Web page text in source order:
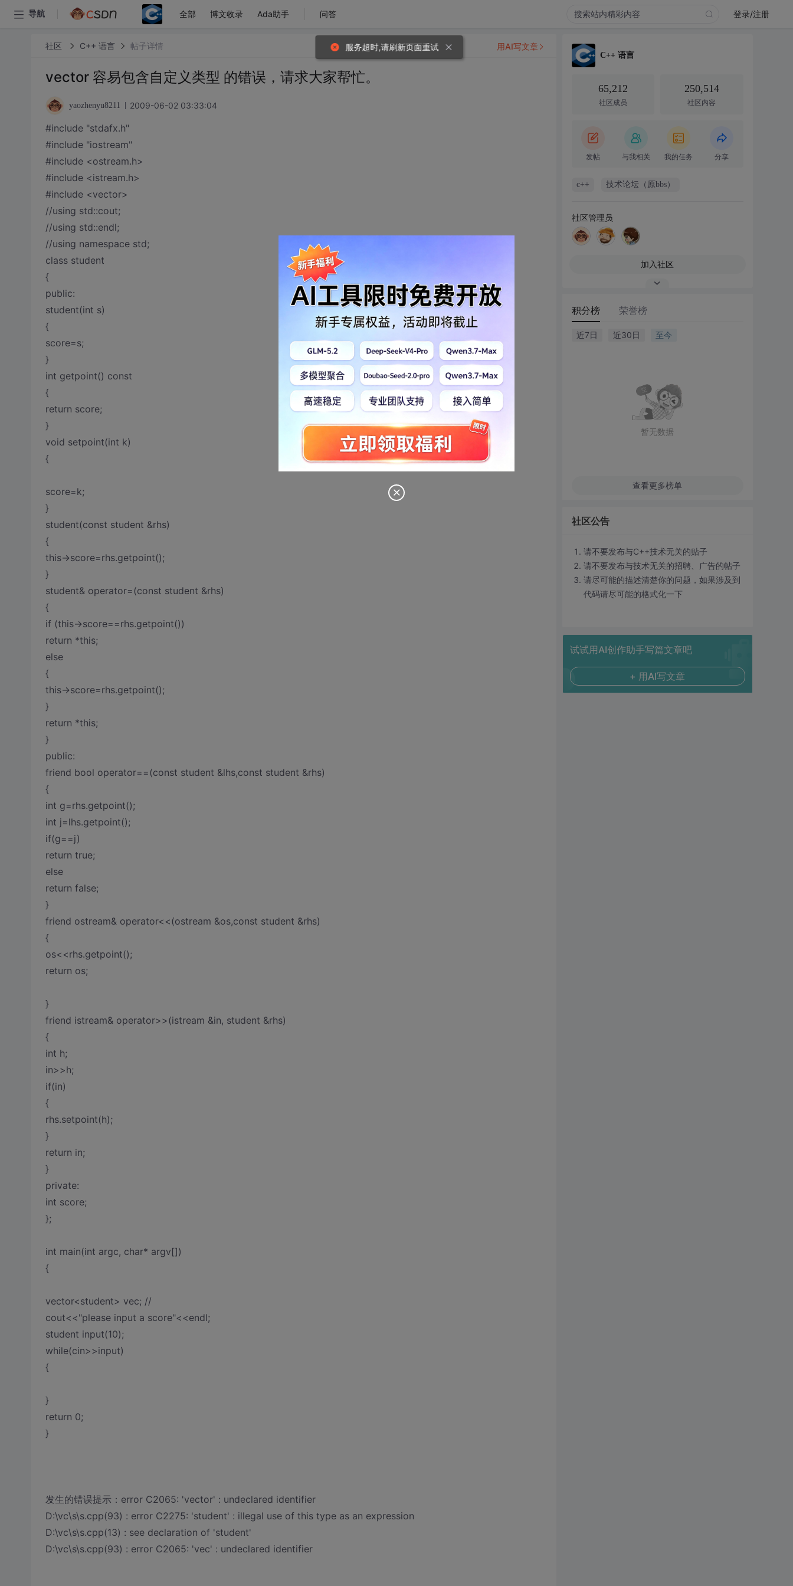
导航 全部 博文收录 Ada助手 问答 登录/注册
社区 C++ 语言 帖子详情
vector 容易包含自定义类型 的错误，请求大家帮忙。
yaozhenyu8211 2009-06-02 03:33:04
#include "stdafx.h"
#include "iostream"
#include <ostream.h>
#include <istream.h>
#include <vector>
//using std::cout;
//using std::endl;
//using namespace std;
class student
{
public:
student(int s)
{
score=s;
}
int getpoint() const
{
return score;
}
void setpoint(int k)
{
score=k;
}
student(const student &rhs)
{
this->score=rhs.getpoint();
}
student& operator=(const student &rhs)
{
if (this->score==rhs.getpoint())
return *this;
else
{
this->score=rhs.getpoint();
}
return *this;
}
public:
friend bool operator==(const student &lhs,const student &rhs)
{
int g=rhs.getpoint();
int j=lhs.getpoint();
if(g==j)
return true;
else
return false;
}
friend ostream& operator<<(ostream &os,const student &rhs)
{
os<<rhs.getpoint();
return os;
}
friend istream& operator>>(istream &in, student &rhs)
{
int h;
in>>h;
if(in)
{
rhs.setpoint(h);
}
return in;
}
private:
int score;
};
int main(int argc, char* argv[])
{
vector<student> vec; //
cout<<"please input a score"<<endl;
student input(10);
while(cin>>input)
{
}
return 0;
}
发生的错误提示：error C2065: 'vector' : undeclared identifier
D:\vc\s\s.cpp(93) : error C2275: 'student' : illegal use of this type as an expression
D:\vc\s\s.cpp(13) : see declaration of 'student'
D:\vc\s\s.cpp(93) : error C2065: 'vec' : undeclared identifier
用AI写文章
C++ 语言
65,212
社区成员
250,514
社区内容
发帖 与我相关 我的任务 分享
c++ 技术论坛（原bbs）
社区管理员
加入社区
积分榜 荣誉榜
近7日 近30日 至今
暂无数据
查看更多榜单
社区公告
请不要发布与C++技术无关的贴子
请不要发布与技术无关的招聘、广告的帖子
请尽可能的描述清楚你的问题，如果涉及到
代码请尽可能的格式化一下
试试用AI创作助手写篇文章吧
+ 用AI写文章
服务超时,请刷新页面重试